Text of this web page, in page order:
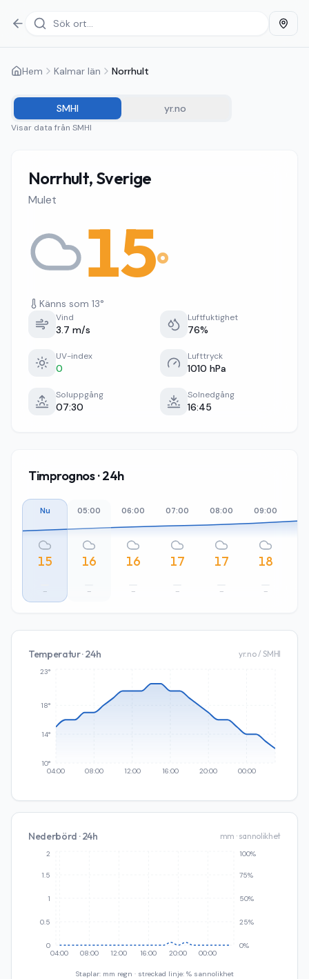
Hem Kalmar län Norrhult
SMHI yr.no
Visar data från SMHI
Norrhult, Sverige
Mulet
15°
Känns som 13°
Vind
3.7 m/s
Luftfuktighet
76%
UV-index
0
Lufttryck
1010 hPa
Soluppgång
07:30
Solnedgång
16:45
Timprognos · 24h
Nu
15
–
05:00
16
–
06:00
16
–
07:00
17
–
08:00
17
–
09:00
18
–
Temperatur · 24h yr.no / SMHI
04:00 08:00 12:00 16:00 20:00 00:00
10°
14°
18°
23°
Nederbörd · 24h mm · sannolikhet
04:00 08:00 12:00 16:00 20:00 00:00
0
0.5
1
1.5
2
0%
25%
50%
75%
100%
Staplar: mm regn · streckad linje: % sannolikhet